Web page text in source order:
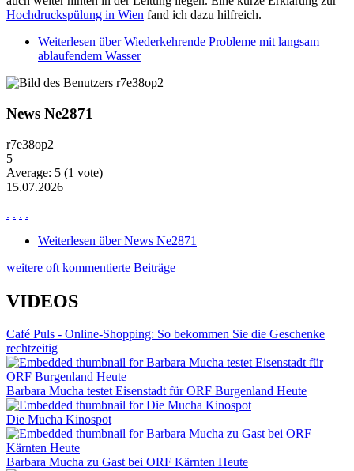
Hochdruckspülung in Wien fand ich dazu hilfreich.
Weiterlesen über Wiederkehrende Probleme mit langsam
ablaufendem Wasser
News Ne2871
r7e38op2
5
Average: 5 (1 vote)
15.07.2026
. . . .
Weiterlesen über News Ne2871
weitere oft kommentierte Beiträge
VIDEOS
Café Puls - Online-Shopping: So bekommen Sie die Geschenke
rechtzeitig
Barbara Mucha testet Eisenstadt für ORF Burgenland Heute
Die Mucha Kinospot
Barbara Mucha zu Gast bei ORF Kärnten Heute